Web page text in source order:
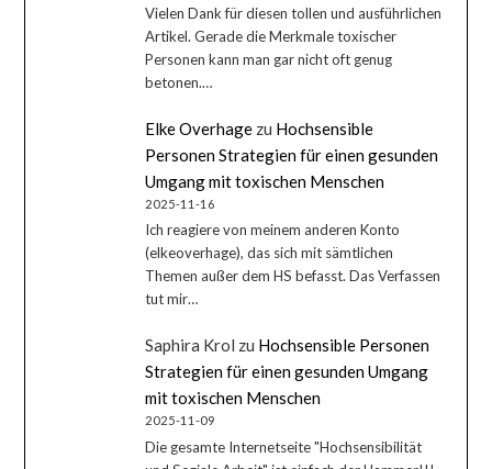
Vielen Dank für diesen tollen und ausführlichen
Artikel. Gerade die Merkmale toxischer
Personen kann man gar nicht oft genug
betonen.…
Elke Overhage zu Hochsensible
Personen Strategien für einen gesunden
Umgang mit toxischen Menschen
2025-11-16
Ich reagiere von meinem anderen Konto
(elkeoverhage), das sich mit sämtlichen
Themen außer dem HS befasst. Das Verfassen
tut mir…
Saphira Krol zu Hochsensible Personen
Strategien für einen gesunden Umgang
mit toxischen Menschen
2025-11-09
Die gesamte Internetseite "Hochsensibilität